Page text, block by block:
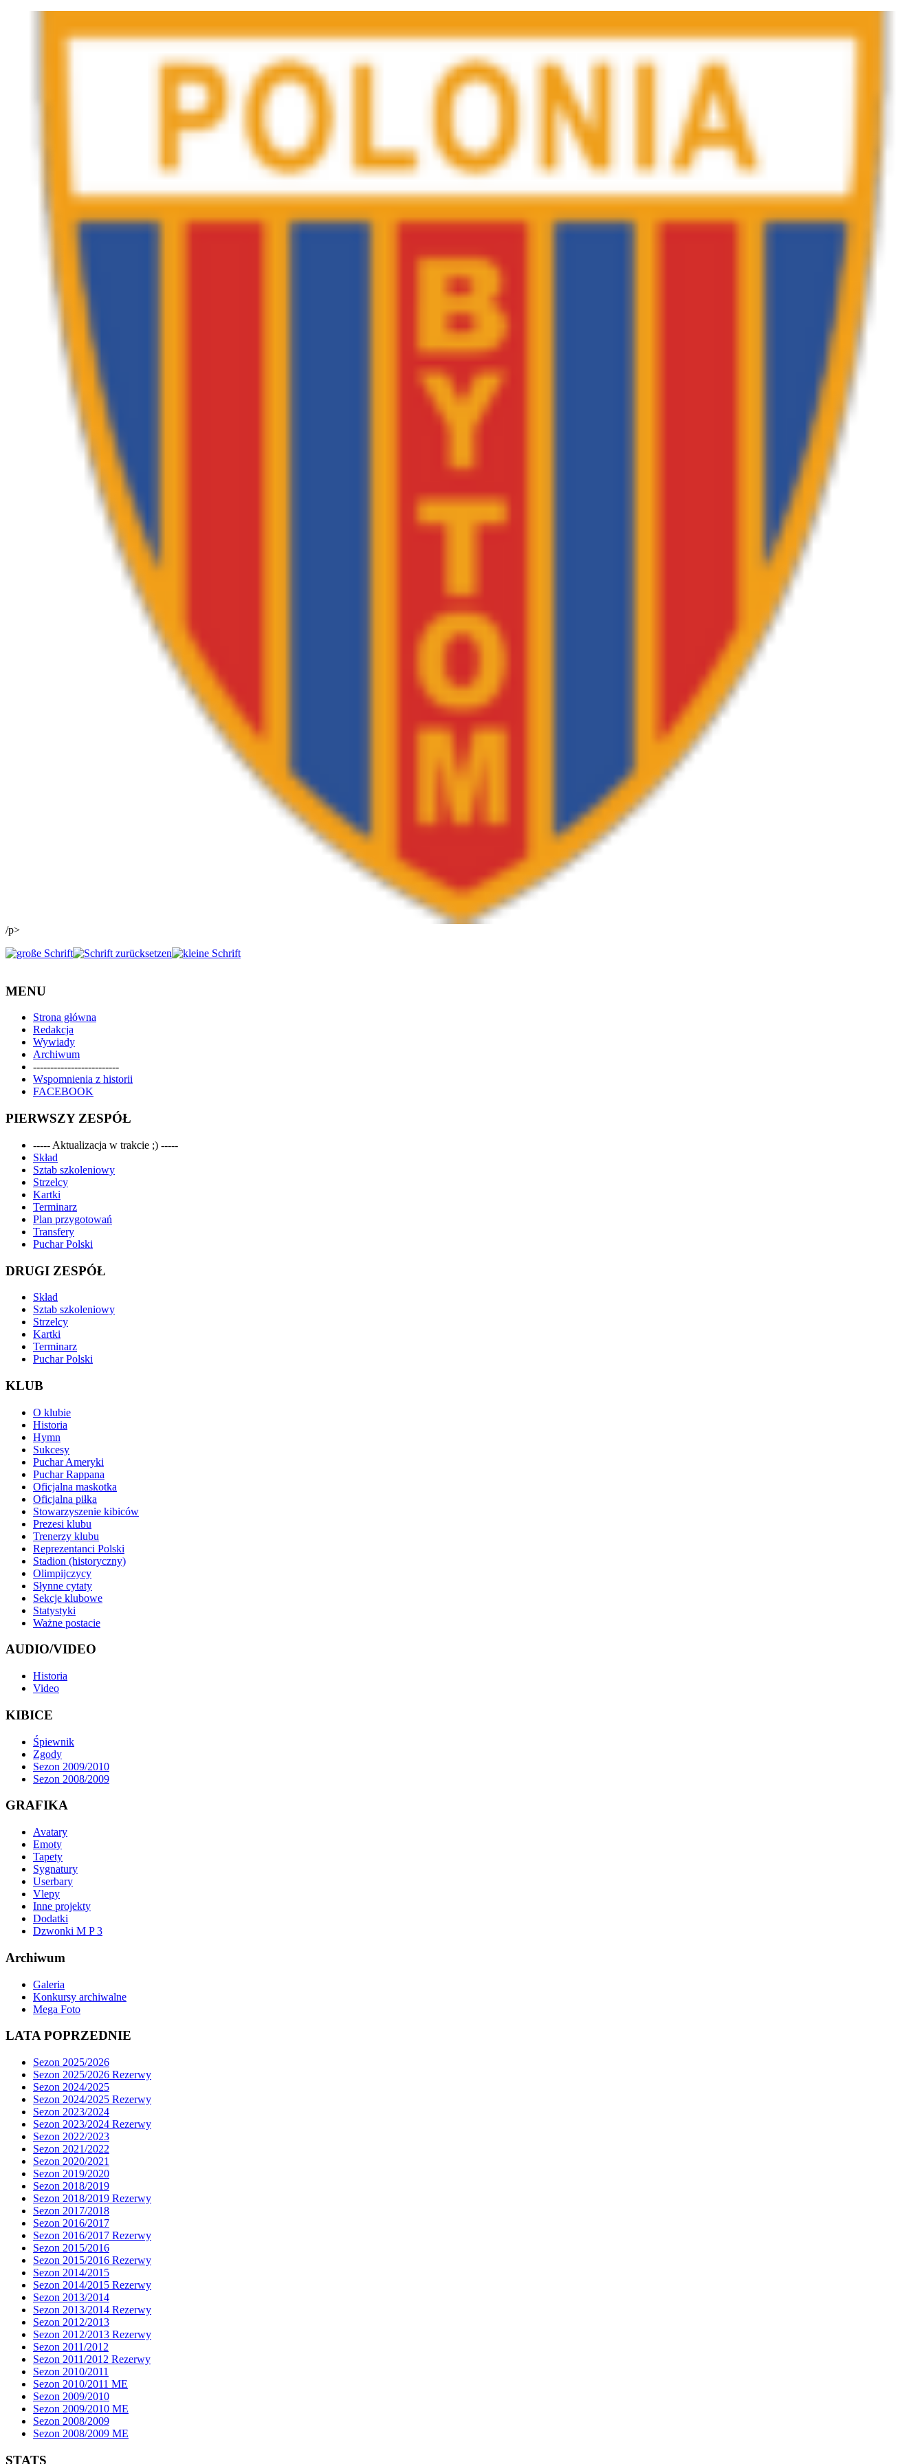
/p>
MENU
Strona główna
Redakcja
Wywiady
Archiwum
-------------------------
Wspomnienia z historii
FACEBOOK
PIERWSZY ZESPÓŁ
----- Aktualizacja w trakcie ;) -----
Skład
Sztab szkoleniowy
Strzelcy
Kartki
Terminarz
Plan przygotowań
Transfery
Puchar Polski
DRUGI ZESPÓŁ
Skład
Sztab szkoleniowy
Strzelcy
Kartki
Terminarz
Puchar Polski
KLUB
O klubie
Historia
Hymn
Sukcesy
Puchar Ameryki
Puchar Rappana
Oficjalna maskotka
Oficjalna piłka
Stowarzyszenie kibiców
Prezesi klubu
Trenerzy klubu
Reprezentanci Polski
Stadion (historyczny)
Olimpijczycy
Słynne cytaty
Sekcje klubowe
Statystyki
Ważne postacie
AUDIO/VIDEO
Historia
Video
KIBICE
Śpiewnik
Zgody
Sezon 2009/2010
Sezon 2008/2009
GRAFIKA
Avatary
Emoty
Tapety
Sygnatury
Userbary
Vlepy
Inne projekty
Dodatki
Dzwonki M P 3
Archiwum
Galeria
Konkursy archiwalne
Mega Foto
LATA POPRZEDNIE
Sezon 2025/2026
Sezon 2025/2026 Rezerwy
Sezon 2024/2025
Sezon 2024/2025 Rezerwy
Sezon 2023/2024
Sezon 2023/2024 Rezerwy
Sezon 2022/2023
Sezon 2021/2022
Sezon 2020/2021
Sezon 2019/2020
Sezon 2018/2019
Sezon 2018/2019 Rezerwy
Sezon 2017/2018
Sezon 2016/2017
Sezon 2016/2017 Rezerwy
Sezon 2015/2016
Sezon 2015/2016 Rezerwy
Sezon 2014/2015
Sezon 2014/2015 Rezerwy
Sezon 2013/2014
Sezon 2013/2014 Rezerwy
Sezon 2012/2013
Sezon 2012/2013 Rezerwy
Sezon 2011/2012
Sezon 2011/2012 Rezerwy
Sezon 2010/2011
Sezon 2010/2011 ME
Sezon 2009/2010
Sezon 2009/2010 ME
Sezon 2008/2009
Sezon 2008/2009 ME
STATS